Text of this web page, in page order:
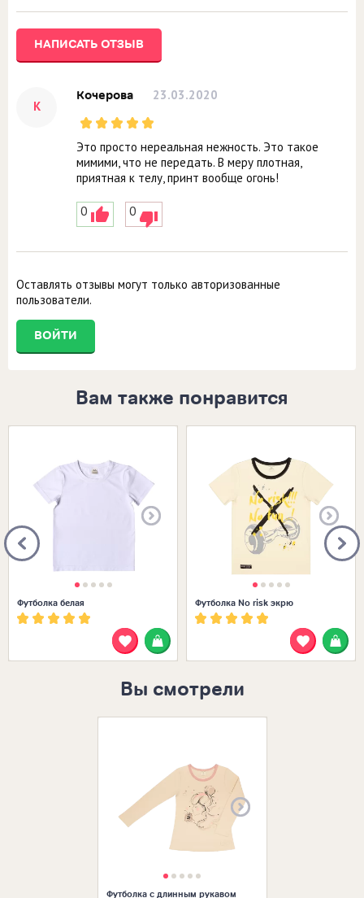
НАПИСАТЬ ОТЗЫВ
К
Кочерова 23.03.2020
Это просто нереальная нежность. Это такое
мимими, что не передать. В меру плотная,
приятная к телу, принт вообще огонь!
0 0
Оставлять отзывы могут только авторизованные
пользователи.
ВОЙТИ
Вам также понравится
Футболка белая Футболка No risk экрю
Вы смотрели
Футболка с длинным рукавом